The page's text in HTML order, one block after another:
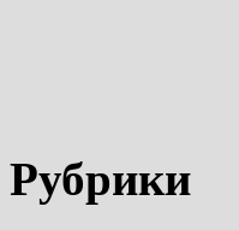
Рубрики